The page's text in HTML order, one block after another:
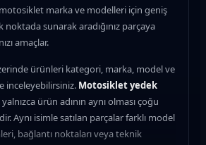
motosiklet marka ve modelleri için geniş
noktada sunarak aradığınız parçaya
amaçlar.
ürünleri kategori, marka, model ve
inceleyebilirsiniz. Motosiklet yedek
ürün adının aynı olması çoğu
Aynı isimle satılan parçalar farklı model
bağlantı noktaları veya teknik